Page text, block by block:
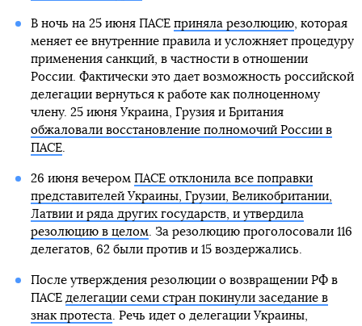
В ночь на 25 июня ПАСЕ приняла резолюцию, которая
меняет ее внутренние правила и усложняет процедуру
применения санкций, в частности в отношении
России. Фактически это дает возможность российской
делегации вернуться к работе как полноценному
члену. 25 июня Украина, Грузия и Британия
обжаловали восстановление полномочий России в
ПАСЕ.
26 июня вечером ПАСЕ отклонила все поправки
представителей Украины, Грузии, Великобритании,
Латвии и ряда других государств, и утвердила
резолюцию в целом . За резолюцию проголосовали 116
делегатов, 62 были против и 15 воздержались.
После утверждения резолюции о возвращении РФ в
ПАСЕ делегации семи стран покинули заседание в
знак протеста . Речь идет о делегации Украины,